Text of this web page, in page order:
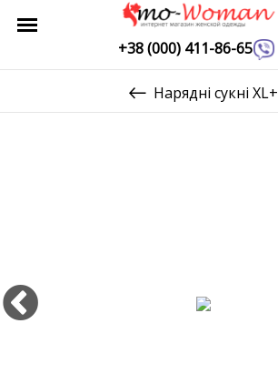
+38 (000) 411-86-65
Нарядні сукні XL+